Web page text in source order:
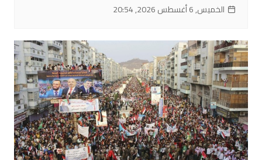
الخميس, 6 أغسطس 2026, 20:54